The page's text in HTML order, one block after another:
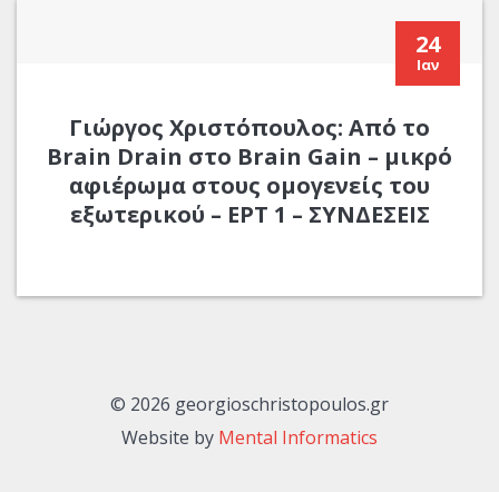
24
Ιαν
Γιώργος Χριστόπουλος: Από το
Brain Drain στο Brain Gain – μικρό
αφιέρωμα στους ομογενείς του
εξωτερικού – ΕΡΤ 1 – ΣΥΝΔΕΣΕΙΣ
© 2026 georgioschristopoulos.gr
Website by Mental Informatics